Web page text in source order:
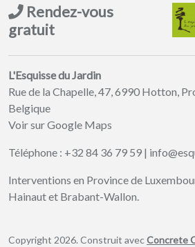
Rendez-vous
gratuit
L'Esquisse du Jardin
Rue de la Chapelle, 47, 6990 Hotton,
Belgique
Voir sur Google Maps
Téléphone : +32 84 36 79 59 |
Interventions en Province de
Hainaut et Brabant-Wallon.
Copyright 2026. Construit avecConcrete